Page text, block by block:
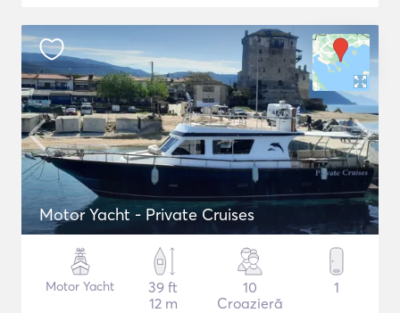
Motor Yacht - Private Cruises
Motor Yacht
39 ft
12 m
10
Croazieră
1